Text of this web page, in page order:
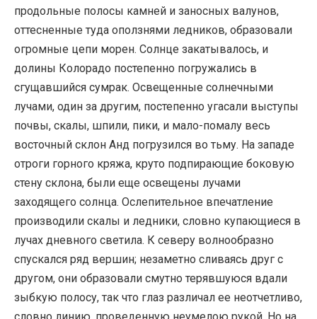
продольные полосы камней и заносных валунов,
оттесненные туда оползнями ледников, образовали
огромные цепи морен. Солнце закатывалось, и
долины Колорадо постепенно погружались в
сгущавшийся сумрак. Освещенные солнечными
лучами, один за другим, постепенно угасали выступы
почвы, скалы, шпили, пики, и мало-помалу весь
восточный склон Анд погрузился во тьму. На западе
отроги горного кряжа, круто подпирающие боковую
стену склона, были еще освещены лучами
заходящего солнца. Ослепительное впечатление
производили скалы и ледники, словно купающиеся в
лучах дневного светила. К северу волнообразно
спускался ряд вершин; незаметно сливаясь друг с
другом, они образовали смутно терявшуюся вдали
зыбкую полосу, так что глаз различал ее неотчетливо,